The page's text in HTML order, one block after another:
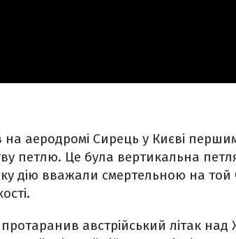
аеродромі Сирець у Києві першим
петлю. Це була вертикальна
дію вважали смертельною на той
протаранив австрійський літак